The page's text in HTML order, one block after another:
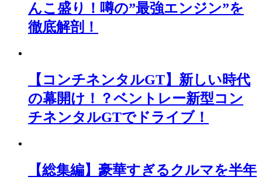
んこ盛り！噂の”最強エンジン”を
徹底解剖！
【コンチネンタルGT】新しい時代
の幕開け！？ベントレー新型コン
チネンタルGTでドライブ！
【総集編】豪華すぎるクルマを半年